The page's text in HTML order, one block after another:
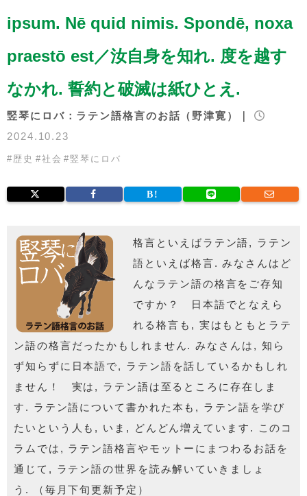
ipsum. Nē quid nimis. Spondē, noxa
praestō est／汝自身を知れ. 度を越す
なかれ. 誓約と破滅は紙ひとえ.
竪琴にロバ：ラテン語格言のお話（野津寛）｜
2024.10.23
# 歴史 #社会 #竪琴にロバ
格言といえばラテン語, ラテン
語といえば格言.みなさんはど
んなラテン語の格言をご存知
ですか？
日本語でとなえら
れる格言も, 実はもともとラテ
ン語の格言だったかもしれません.みなさんは, 知ら
ず知らずに日本語で, ラテン語を話しているかもしれ
ません！ 実は, ラテン語は至るところに存在しま
す. ラテン語について書かれた本も, ラテン語を学び
たいという人も, いま, どんどん増えています. このコ
ラムでは, ラテン語格言やモットーにまつわるお話を
通じて, ラテン語の世界を読み解いていきましょ
う. （毎月下旬更新予定）